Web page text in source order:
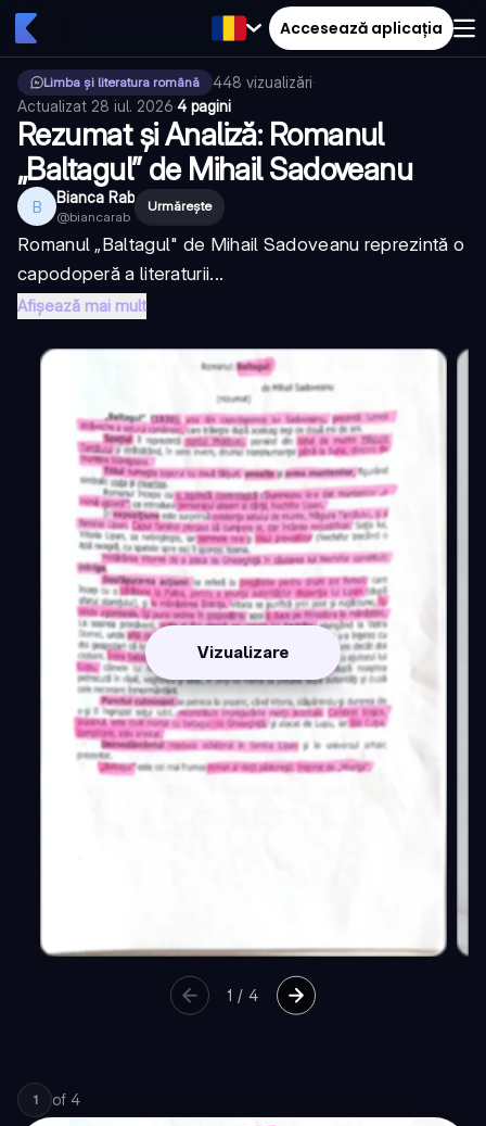
Accesează aplicația
Limba și literatura română 448 vizualizări·
Actualizat 28 iul. 2026·4 pagini
Rezumat și Analiză: Romanul
„Baltagul” de Mihail Sadoveanu
B Bianca Rab
@biancarab
Urmărește
Romanul „Baltagul" de Mihail Sadoveanu reprezintă o
capodoperă a literaturii...
Afișează mai mult
Vizualizare
1 /4
1 of 4